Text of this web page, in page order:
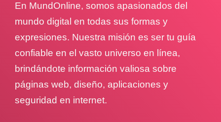
En MundOnline, somos apasionados del
mundo digital en todas sus formas y
expresiones. Nuestra misión es ser tu guía
confiable en el vasto universo en línea,
brindándote información valiosa sobre
páginas web, diseño, aplicaciones y
seguridad en internet.